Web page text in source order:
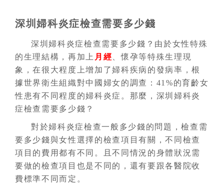
深圳婦科炎症檢查需要多少錢
深圳婦科炎症檢查需要多少錢？由於女性特殊
的生理結構，再加上 月經 、懷孕等特殊生理現
象，在很大程度上增加了婦科疾病的發病率，根
據世界衛生組織對中國婦女的調查：41%的育齡女
性患有不同程度的婦科炎症。那麼，深圳婦科炎
症檢查需要多少錢？
對於婦科炎症檢查一般多少錢的問題，檢查需
要多少錢與女性選擇的檢查項目有關，不同檢查
項目的費用都有不同。且不同情況的身體狀況需
要做的檢查項目也是不同的，還有要跟各醫院收
費標準不同而定。